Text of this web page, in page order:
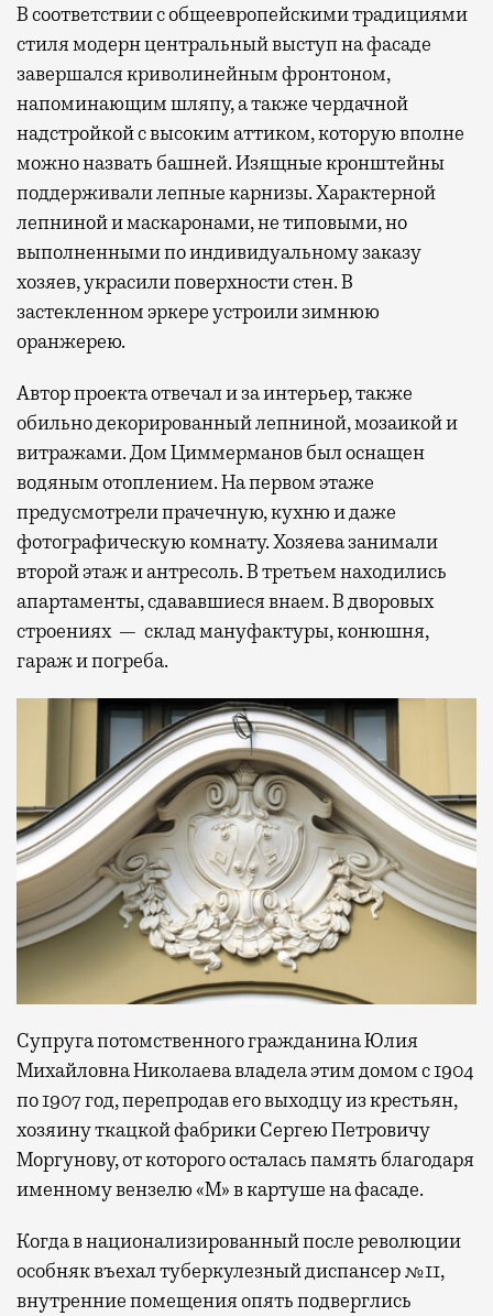
В соответствии с общеевропейскими традициями
стиля модерн центральный выступ на фасаде
завершался криволинейным фронтоном,
напоминающим шляпу, а также чердачной
надстройкой с высоким аттиком, которую вполне
можно назвать башней. Изящные кронштейны
поддерживали лепные карнизы. Характерной
лепниной и маскаронами, не типовыми, но
выполненными по индивидуальному заказу
хозяев, украсили поверхности стен. В
застекленном эркере устроили зимнюю
оранжерею.
Автор проекта отвечал и за интерьер, также
обильно декорированный лепниной, мозаикой и
витражами. Дом Циммерманов был оснащен
водяным отоплением. На первом этаже
предусмотрели прачечную, кухню и даже
фотографическую комнату. Хозяева занимали
второй этаж и антресоль. В третьем находились
апартаменты, сдававшиеся внаем. В дворовых
строениях — склад мануфактуры, конюшня,
гараж и погреба.
Супруга потомственного гражданина Юлия
Михайловна Николаева владела этим домом с 1904
по 1907 год, перепродав его выходцу из крестьян,
хозяину ткацкой фабрики Сергею Петровичу
Моргунову, от которого осталась память благодаря
именному вензелю «М» в картуше на фасаде.
Когда в национализированный после революции
особняк въехал туберкулезный диспансер №11,
внутренние помещения опять подверглись